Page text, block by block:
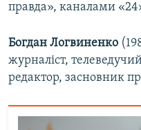
правда», каналами
Богдан Логвиненко
журналіст,
редактор, засновник